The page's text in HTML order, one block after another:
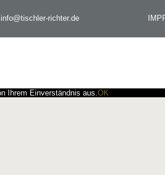
info@tischler-richter.de
Ihrem Einverständnis aus.OK